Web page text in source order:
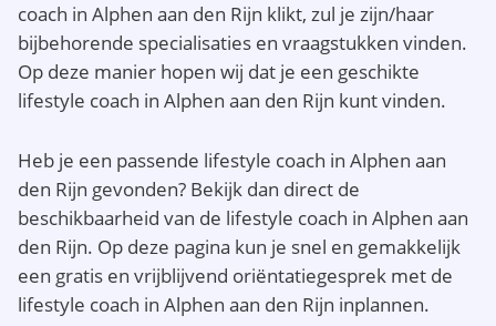
coach in Alphen aan den Rijn klikt, zul je zijn/haar
bijbehorende specialisaties en vraagstukken vinden.
Op deze manier hopen wij dat je een geschikte
lifestyle coach in Alphen aan den Rijn kunt vinden.
Heb je een passende lifestyle coach in Alphen aan
den Rijn gevonden? Bekijk dan direct de
beschikbaarheid van de lifestyle coach in Alphen aan
den Rijn. Op deze pagina kun je snel en gemakkelijk
een gratis en vrijblijvend oriëntatiegesprek met de
lifestyle coach in Alphen aan den Rijn inplannen.